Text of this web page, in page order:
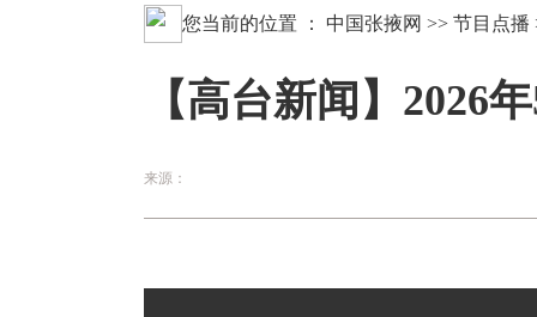
您当前的位置 ： 中国张掖网 >> 节目点播
【高台新闻】2026
来源：